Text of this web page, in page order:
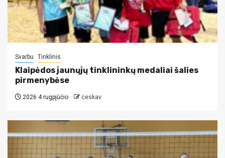
Svarbu Tinklinis
Klaipėdos jaunųjų tinklininkų medaliai šalies
pirmenybėse
2026 4 rugpjūčio ceskav